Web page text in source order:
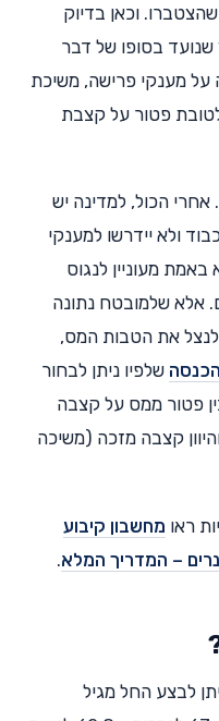
וכאן בדיוק
שנועד בסופו של דבר
מענקי פרישה, משיכת
לטובת פטור על קצבת
הכול, למדינה יש
ולא יידרשו למענקי
מעוניין לנגוס
אלא שלמובטח נתונה
לנצל את הטבות המס,
שלפיו ניתן לבחור
פטור ממס על קצבה
קצבה מזכה (משיכה
ראו מחשבון קיבוע
– המדריך המלא.
ניתן לבצע החל מגיל